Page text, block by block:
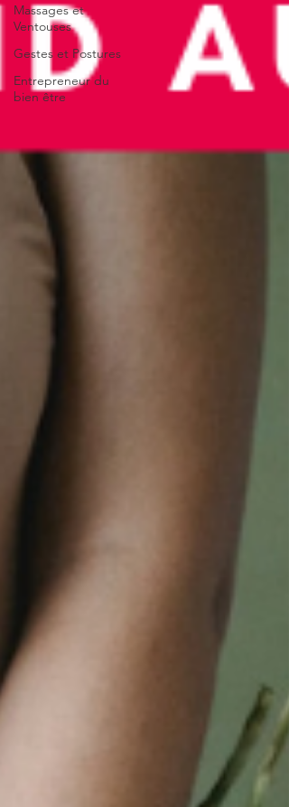
Massages et
Ventouses
Gestes et Postures
Entrepreneur du
bien être